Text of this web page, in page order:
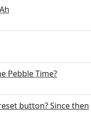
Pebble Time?
button? Since then